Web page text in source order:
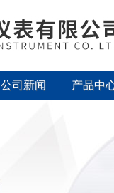
公司新闻 产品中